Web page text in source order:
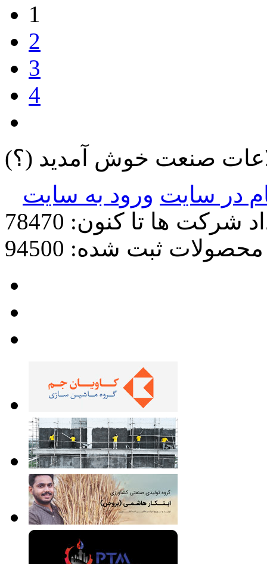
1
2
3
4
صنعت خوش آمدید (؟)
در سایت ورود به سایت
شرکت ها تا کنون: 78470
ثبت شده: 94500